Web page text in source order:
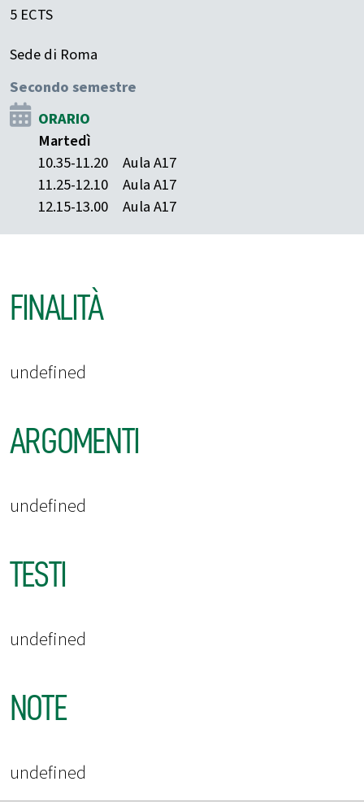
5 ECTS
Sede di Roma
Secondo semestre
ORARIO
Martedì
10.35-11.20
Aula A17
11.25-12.10
Aula A17
12.15-13.00
Aula A17
FINALITÀ
undefined
ARGOMENTI
undefined
TESTI
undefined
NOTE
undefined